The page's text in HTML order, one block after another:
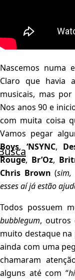
Nascemos numa
Claro que havia
musicais, mas
Nos anos 90 e
com muita coisa
Vamos pegar
Boys, ‘NSYNC,
Rouge, Br’Oz,
Chris Brown (sim,
esses aí já estão
Todos possuem
bubblegum,
muito destaque
ainda com uma
chamaram
alguns até com “